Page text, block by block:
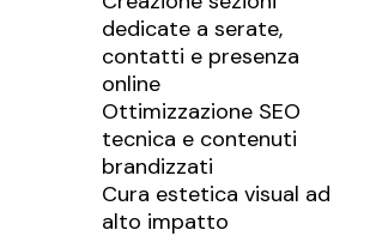
dedicate a serate,
contatti e presenza
online
Ottimizzazione SEO
tecnica e contenuti
brandizzati
Cura estetica visual ad
alto impatto